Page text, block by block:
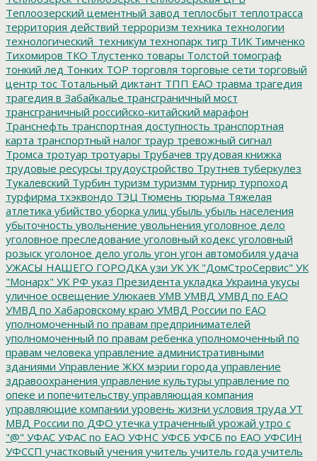
Теплоозерский цементный завод теплосбыт теплотрасса
территория действий терроризм техника технологии
технологический_техникум технопарк тигр ТИК Тимченко
Тихомиров ТКО Тлустенко товары Толстой томограф
тонкий лед Тонких ТОР торговля торговые сети торговый
центр тос Тотальный диктант ТПП ЕАО травма трагедия
трагедия в Забайкалье трансграничный мост
трансграничный российско-китайский марафон
Транснефть транспортная доступность транспортная
карта транспортный налог траур тревожный сигнал
Тромса тротуар тротуары Трубачев трудовая книжка
трудовые ресурсы трудоустройство Трутнев туберкулез
Тукалевский Турбин туризм туризмм турнир турпоход
турфирма тхэквондо ТЭЦ Тюмень тюрьма Тяжелая
атлетика убийство уборка улиц убыль убыль населения
убыточность увольнение увольнения уголовное дело
уголовное преследование уголовный кодекс уголовный
розыск уголоное дело уголь угон угон автомобиля удача
УЖАСЫ НАШЕГО ГОРОДКА узи УК УК "ДомСтроСервис" УК
"Монарх" УК РФ указ Президента укладка Украина укусы
уличное освещение Улюкаев УМВ УМВД УМВД по ЕАО
УМВД по Хабаровскому краю УМВД России по ЕАО
уполномоченный по правам предпринимателей
уполномоченный по правам ребенка уполномоченный по
правам человека управление административными
зданиями Управление ЖКХ мэрии города управление
здравоохранения управление культуры управление по
опеке и попечительству управляющая компания
управляющие компании уровень жизни условия труда УТ
МВД России по ДФО утечка утраченный урожай утро с
"@" УФАС УФАС по ЕАО УФНС УФСБ УФСБ по ЕАО УФСИН
УФССП участковый учения учитель учитель года учитель